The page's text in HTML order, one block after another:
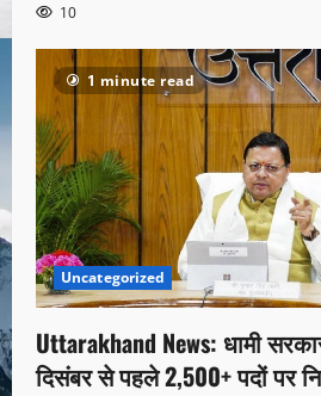
10
1 minute read
Uncategorized
Uttarakhand News: धामी
दिसंबर से पहले 2,500+ पदों पर